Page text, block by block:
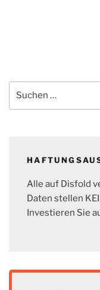
nach:
Alle auf Disfold
Daten stellen
Investieren Sie